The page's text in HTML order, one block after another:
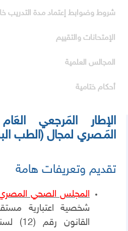
شروط وضوابط إعتماد مدة التدريب
الإمتحانات والتقييم
المجالس العلمية
أحكام ختامية
الإطار المَرجعي العَام
المَـصري لمجال (الطب
تقديم وتعريفات هامة
المجلس الصحي
شخصية اعتبارية